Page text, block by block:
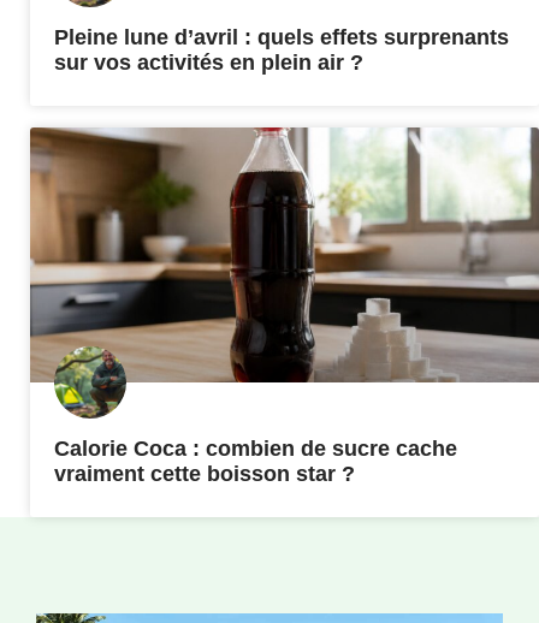
Pleine lune d’avril : quels effets surprenants
sur vos activités en plein air ?
Calorie Coca : combien de sucre cache
vraiment cette boisson star ?